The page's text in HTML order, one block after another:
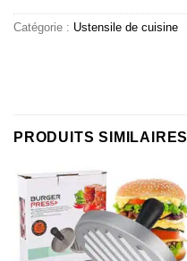
Catégorie : Ustensile de cuisine
PRODUITS SIMILAIRES